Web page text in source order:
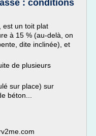
: conditions
est un toit plat
à 15 % (au-delà, on
dite inclinée), et
de plusieurs
sur place) sur
béton...